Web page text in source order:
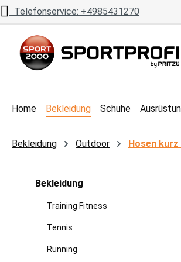
Hauptinhalt springen
Zur Suche springen
Zur Hauptnavigation springen
Telefonservice: +4985431270
Home Bekleidung Schuhe
Bekleidung Outdoor Hosen kurz
Bekleidung
Training Fitness
Tennis
Running